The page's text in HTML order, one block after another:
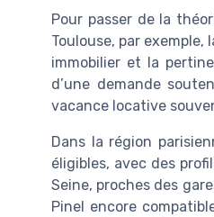
Pour passer de la
Toulouse, par
immobilier et la
d’une demande
vacance locative
Dans la région
éligibles, avec des
Seine, proches des
Pinel encore